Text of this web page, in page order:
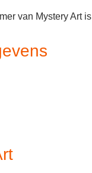
van Mystery Art is